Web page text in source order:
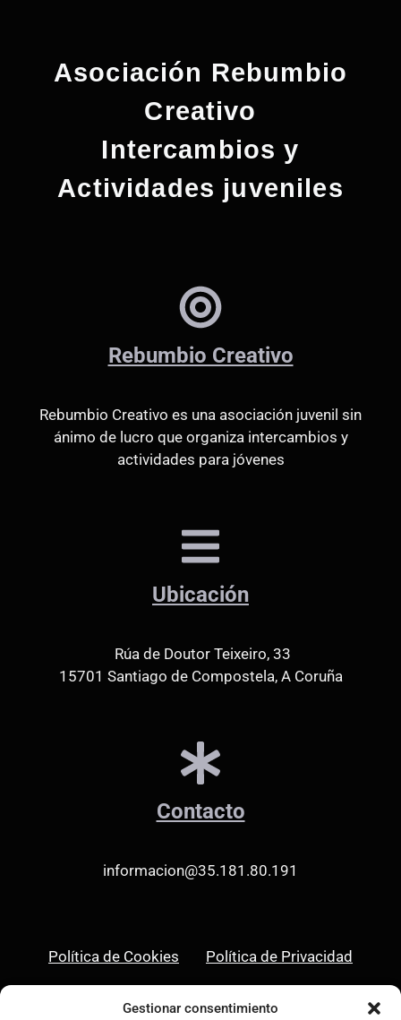
Gestionar consentimiento
Asociación Rebumbio
Creativo
Intercambios y
Actividades juveniles
Rebumbio Creativo
Rebumbio Creativo es una asociación juvenil sin
ánimo de lucro que organiza intercambios y
actividades para jóvenes
Ubicación
Rúa de Doutor Teixeiro, 33
15701 Santiago de Compostela, A Coruña
Contacto
informacion@35.181.80.191
Política de Cookies Política de Privacidad